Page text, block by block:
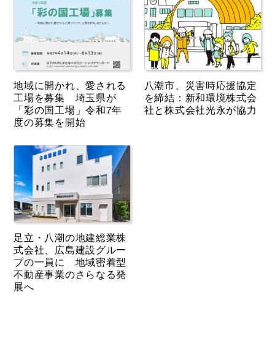
地域に開かれ、愛される
工場を募集 埼玉県が
「彩の国工場」令和7年
度の募集を開始
八潮市、災害時応援協定
を締結：新和環境株式会
社と株式会社光永が協力
足立・八潮の地建総業株
式会社、広島建設グルー
プの一員に 地域密着型
不動産事業のさらなる発
展へ